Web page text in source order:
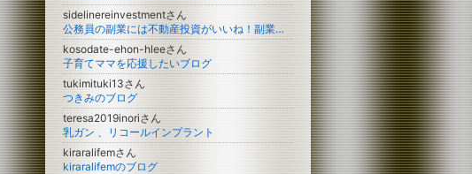
sidelinereinvestmentさん
公務員の副業には不動産投資がいいね！副業ブログ
kosodate-ehon-hleeさん
子育てママを応援したいブログ
tukimituki13さん
つきみのブログ
teresa2019inoriさん
乳ガン 、リコールインプラント
kiraralifemさん
kiraralifemのブログ